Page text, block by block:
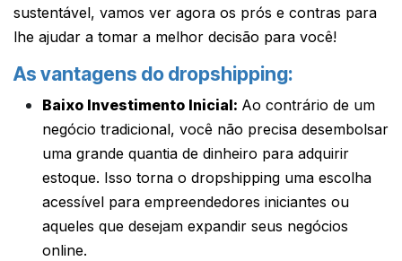
sustentável, vamos ver agora os prós e contras para
lhe ajudar a tomar a melhor decisão para você!
As vantagens do dropshipping:
Baixo Investimento Inicial: Ao contrário de um
negócio tradicional, você não precisa desembolsar
uma grande quantia de dinheiro para adquirir
estoque. Isso torna o dropshipping uma escolha
acessível para empreendedores iniciantes ou
aqueles que desejam expandir seus negócios
online.